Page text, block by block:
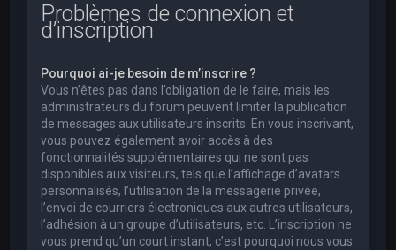
Problèmes de connexion et
d’inscription
Pourquoi ai-je besoin de m’inscrire ?
Vous n’êtes pas dans l’obligation de le faire, mais les
administrateurs du forum peuvent limiter la publication
de messages aux utilisateurs inscrits. En vous inscrivant,
vous pouvez également avoir accès à des
fonctionnalités supplémentaires qui ne sont pas
disponibles aux visiteurs, tels que l’affichage d’avatars
personnalisés, l’utilisation de la messagerie privée,
l’envoi de courriers électroniques aux autres utilisateurs,
l’adhésion à un groupe d’utilisateurs, etc. L’inscription ne
vous prend qu’un court instant, c’est pourquoi nous vous